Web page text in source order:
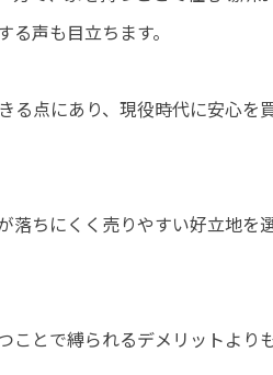
声も目立ちます。
る点にあり、現役時代に安心を
落ちにくく売りやすい好立地を
ことで縛られるデメリットより